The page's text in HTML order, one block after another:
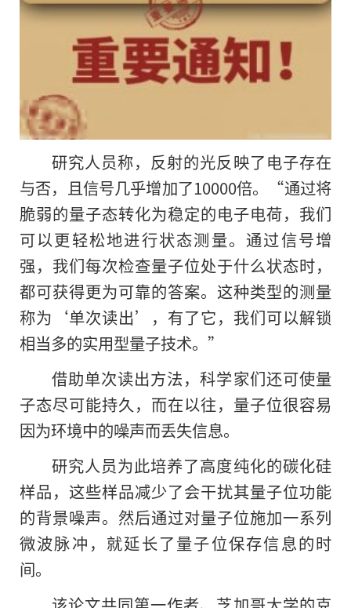
研究人员称，反射的光反映了电子存在
与否，且信号几乎增加了10000倍。“通过将
脆弱的量子态转化为稳定的电子电荷，我们
可以更轻松地进行状态测量。通过信号增
强，我们每次检查量子位处于什么状态时，
都可获得更为可靠的答案。这种类型的测量
称为‘单次读出’，有了它，我们可以解锁
相当多的实用型量子技术。”
借助单次读出方法，科学家们还可使量
子态尽可能持久，而在以往，量子位很容易
因为环境中的噪声而丢失信息。
研究人员为此培养了高度纯化的碳化硅
样品，这些样品减少了会干扰其量子位功能
的背景噪声。然后通过对量子位施加一系列
微波脉冲，就延长了量子位保存信息的时
间。